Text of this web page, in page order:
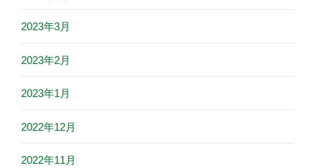
2023年3月
2023年2月
2023年1月
2022年12月
2022年11月